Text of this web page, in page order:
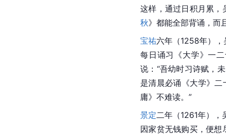
这样，通过日积月累，
秋》都能全部背诵，而
宝祐六年（1258年）
每日诵习《大学》一
说：“吾幼时习诗赋，
是清晨必诵《大学》
庸》不难读。”
景定二年（1261年）
因家贫无钱购买，便想